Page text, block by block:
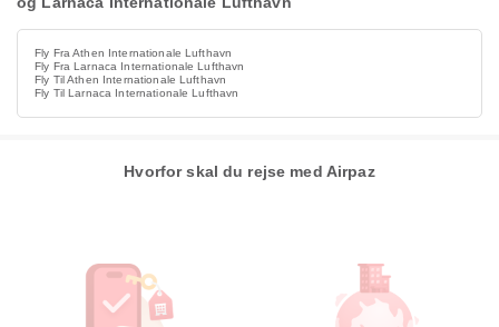
Fly Fra Athen Internationale Lufthavn
Fly Fra Larnaca Internationale Lufthavn
Fly Til Athen Internationale Lufthavn
Fly Til Larnaca Internationale Lufthavn
Hvorfor skal du rejse med Airpaz